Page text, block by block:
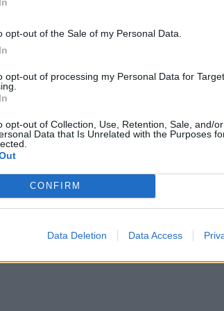
opt-out of the Sale of my Personal Data.
opt-out of processing my Personal Data for
opt-out of Collection, Use, Retention, Sale, and/
Data that Is Unrelated with the Purposes
CONFIRM
Data Deletion Data Access
Πώς συνδέονται το νερό